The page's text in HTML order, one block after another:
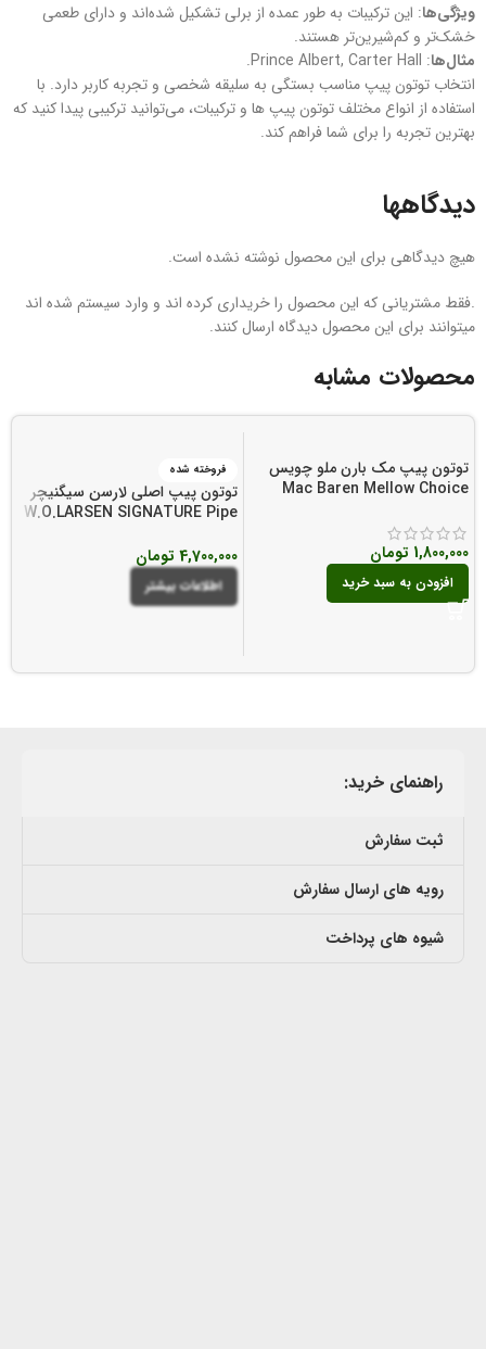
ویژگی‌ها: این ترکیبات به طور عمده از برلی تشکیل شده‌اند و دارای طعمی
خشک‌تر و کم‌شیرین‌تر هستند.
مثال‌ها: Prince Albert, Carter Hall.
انتخاب توتون پیپ مناسب بستگی به سلیقه شخصی و تجربه کاربر دارد. با
استفاده از انواع مختلف توتون‌ پیپ ها و ترکیبات، می‌توانید ترکیبی پیدا کنید که
بهترین تجربه را برای شما فراهم کند.
دیدگاهها
هیچ دیدگاهی برای این محصول نوشته نشده است.
.فقط مشتریانی که این محصول را خریداری کرده اند و وارد سیستم شده اند
میتوانند برای این محصول دیدگاه ارسال کنند.
محصولات مشابه
توتون پیپ مک بارن ملو چویس
Mac Baren Mellow Choice
1,800,000 تومان
افزودن به سبد خرید
فروخته شده
توتون پیپ اصلی لارسن سیگنیچر
W.O.LARSEN SIGNATURE Pipe
4,700,000 تومان
اطلاعات بیشتر
راهنمای خرید:
ثبت سفارش
رویه های ارسال سفارش
شیوه های پرداخت